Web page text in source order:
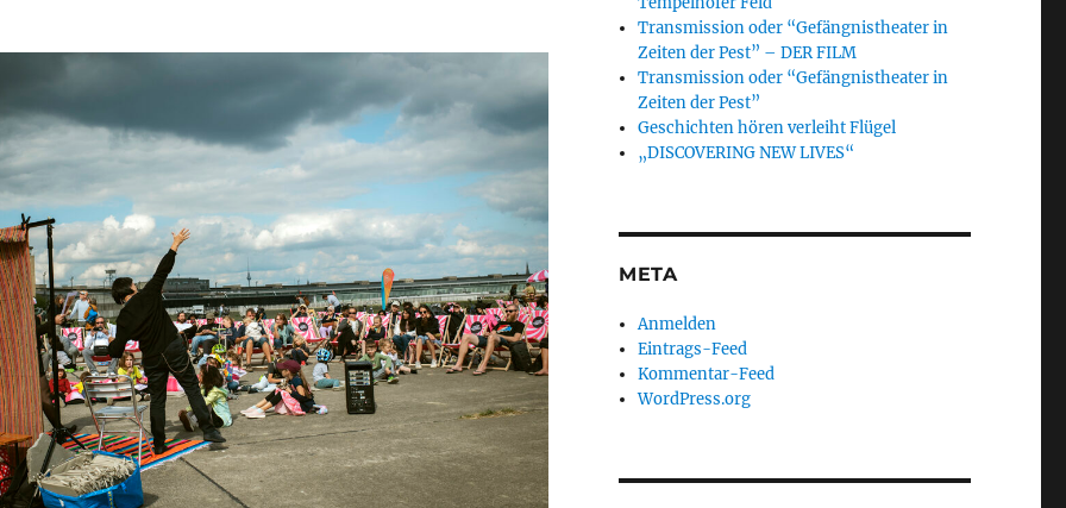
Transmission oder “Gefängnistheater in
Zeiten der Pest” – DER FILM
Transmission oder “Gefängnistheater in
Zeiten der Pest”
Geschichten hören verleiht Flügel
„DISCOVERING NEW LIVES“
META
Anmelden
Eintrags-Feed
Kommentar-Feed
WordPress.org